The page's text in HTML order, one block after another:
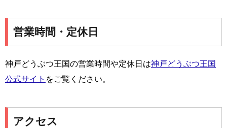
営業時間・定休日
神戸どうぶつ王国の営業時間や定休日は神戸どうぶつ王国
公式サイト をご覧ください。
アクセス